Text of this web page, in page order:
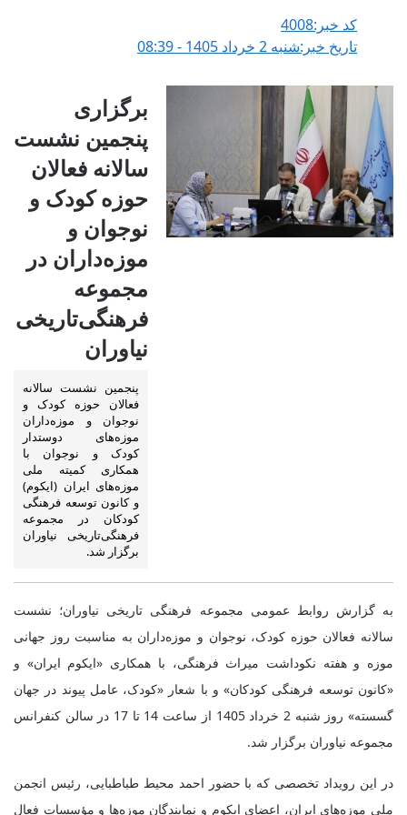
کد خبر:4008
تاریخ خبر:شنبه 2 خرداد 1405 - 08:39
برگزاری
پنجمین نشست
سالانه فعالان
حوزه کودک و
نوجوان و
موزه‌داران در
مجموعه
فرهنگی‌تاریخی
نیاوران
پنجمین نشست سالانه
فعالان حوزه کودک و
نوجوان و موزه‌داران
موزه‌های دوستدار
کودک و نوجوان با
همکاری کمیته ملی
موزه‌های ایران (ایکوم)
و کانون توسعه فرهنگی
کودکان در مجموعه
فرهنگی‌تاریخی نیاوران
برگزار شد.
به گزارش روابط عمومی مجموعه فرهنگی تاریخی نیاوران؛ نشست
سالانه فعالان حوزه کودک، نوجوان و موزه‌داران به مناسبت روز جهانی
موزه و هفته نکوداشت میراث فرهنگی، با همکاری «ایکوم ایران» و
«کانون توسعه فرهنگی کودکان» و با شعار «کودک، عامل پیوند در جهان
گسسته» روز شنبه 2 خرداد 1405 از ساعت 14 تا 17 در سالن کنفرانس
مجموعه نیاوران برگزار شد.
در این رویداد تخصصی که با حضور احمد محیط طباطبایی، رئیس انجمن
ملی موزه‌های ایران، اعضای ایکوم و نمایندگان موزه‌ها و مؤسسات فعال